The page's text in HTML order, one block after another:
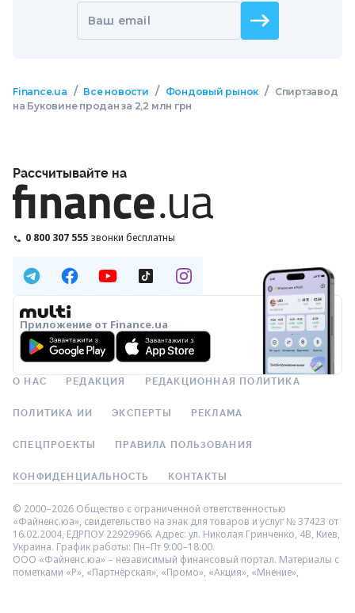
Ваш email
Finance.ua / Все новости / Фондовый рынок /
Спиртзавод
на Буковине продан за 2,2 млн грн
Рассчитывайте на
0 800 307 555 звонки бесплатны
Приложение от Finance.ua
О НАС РЕДАКЦИЯ РЕДАКЦИОННАЯ ПОЛИТИКА
ПОЛИТИКА ИИ ЭКСПЕРТЫ РЕКЛАМА
СПЕЦПРОЕКТЫ ПРАВИЛА ПОЛЬЗОВАНИЯ
КОНФИДЕНЦИАЛЬНОСТЬ КОНТАКТЫ
© 2000–2026 Общество с ограниченной ответственностью
«Файненс.юа», свидетельство на знак для товаров и услуг № 37423 от
16.02.2004, ЕДРПОУ 22929966. Адрес: ул. Николая Гринченко, 4В, Киев,
Украина. График работы: Пн–Пт 9:00–18:00.
ООО «Файненс.юа» – независимый финансовый портал. Материалы с
пометками «Р», «Партнёрская», «Промо», «Акция», «Мнение»,